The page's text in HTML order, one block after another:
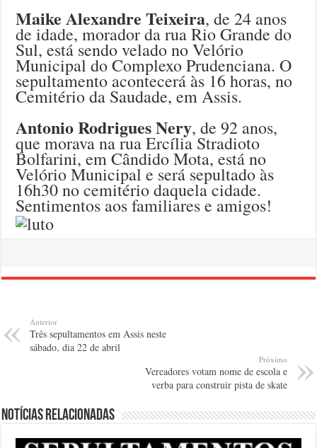
Maike Alexandre Teixeira, de 24 anos
de idade, morador da rua Rio Grande do
Sul, está sendo velado no Velório
Municipal do Complexo Prudenciana. O
sepultamento acontecerá às 16 horas, no
Cemitério da Saudade, em Assis.
Antonio Rodrigues Nery, de 92 anos,
que morava na rua Ercília Stradioto
Bolfarini, em Cândido Mota, está no
Velório Municipal e será sepultado às
16h30 no cemitério daquela cidade.
Sentimentos aos familiares e amigos!
Anterior
Três sepultamentos em Assis neste
sábado, dia 22 de abril
Próximo
Vereadores votam nome de escola e
verba para construir pista de skate
Notícias relacionadas